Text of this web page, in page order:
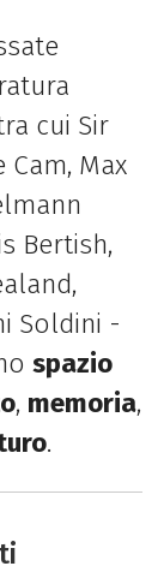
cui Sir
Cam, Max
Bertish,
Soldini -
spazio
, memoria,
.